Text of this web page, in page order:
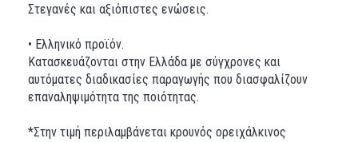
Στεγανές και αξιόπιστες ενώσεις.
• Ελληνικό προϊόν.
Κατασκευάζονται στην Ελλάδα με σύγχρονες και
αυτόματες διαδικασίες παραγωγής που διασφαλίζουν
επαναληψιμότητα της ποιότητας.
*Στην τιμή περιλαμβάνεται κρουνός ορειχάλκινος